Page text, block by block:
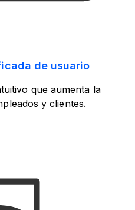
de usuario
que aumenta la
y clientes.